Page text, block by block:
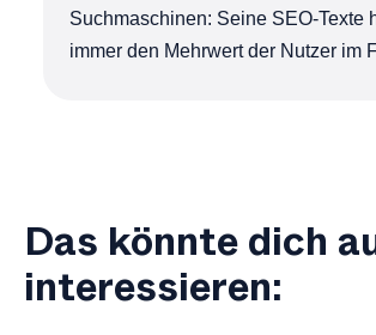
Suchmaschinen: Seine SEO-Texte
immer den Mehrwert der Nutzer im
Das könnte dich
interessieren: